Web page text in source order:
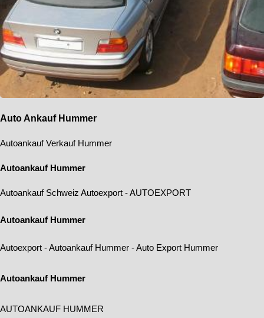
Auto Ankauf Hummer
Autoankauf Verkauf Hummer
Autoankauf Hummer
Autoankauf Schweiz Autoexport -AUTOEXPORT
Autoankauf Hummer
Autoexport -Autoankauf Hummer -Auto Export Hummer
Autoankauf Hummer
AUTOANKAUF HUMMER